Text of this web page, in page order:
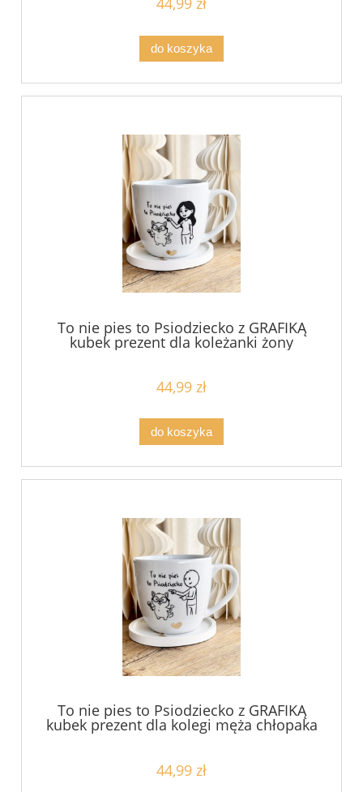
do koszyka
To nie pies to Psiodziecko z GRAFIKĄ
kubek prezent dla koleżanki żony
dziewczyny z psem filiżanka pojemność
44,99 zł
do koszyka
To nie pies to Psiodziecko z GRAFIKĄ
kubek prezent dla kolegi męża chłopaka
z psem filiżanka pojemność do wyboru
44,99 zł